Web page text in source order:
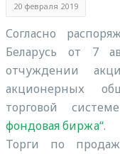
20 февраля 2019
Согласно
Беларусь от 7
отчуждении
акционерных
торговой
фондовая биржа“.
Торги по